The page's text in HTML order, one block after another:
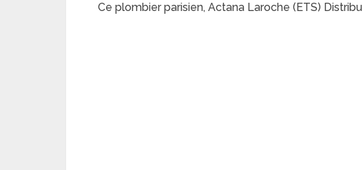
Ce plombier parisien, Actana Laroche (ETS)